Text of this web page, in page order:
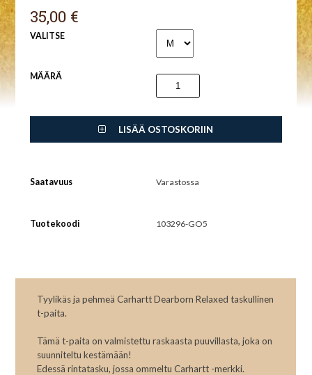
35,00 €
VALITSE
MÄÄRÄ
LISÄÄ OSTOSKORIIN
Saatavuus Varastossa
Tuotekoodi 103296-GO5
Tyylikäs ja pehmeä Carhartt Dearborn Relaxed taskullinen
t-paita.
Tämä t-paita on valmistettu raskaasta puuvillasta, joka on
suunniteltu kestämään!
Edessä rintatasku, jossa ommeltu Carhartt -merkki.